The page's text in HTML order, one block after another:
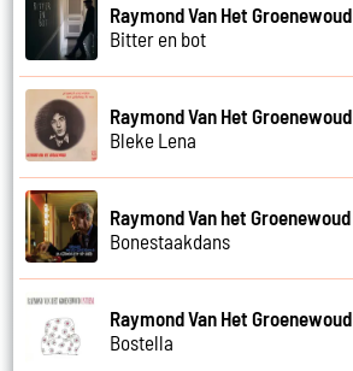
Raymond Van Het Groenewoud
Bitter en bot
Raymond Van Het Groenewoud
Bleke Lena
Raymond Van het Groenewoud
Bonestaakdans
Raymond Van Het Groenewoud
Bostella